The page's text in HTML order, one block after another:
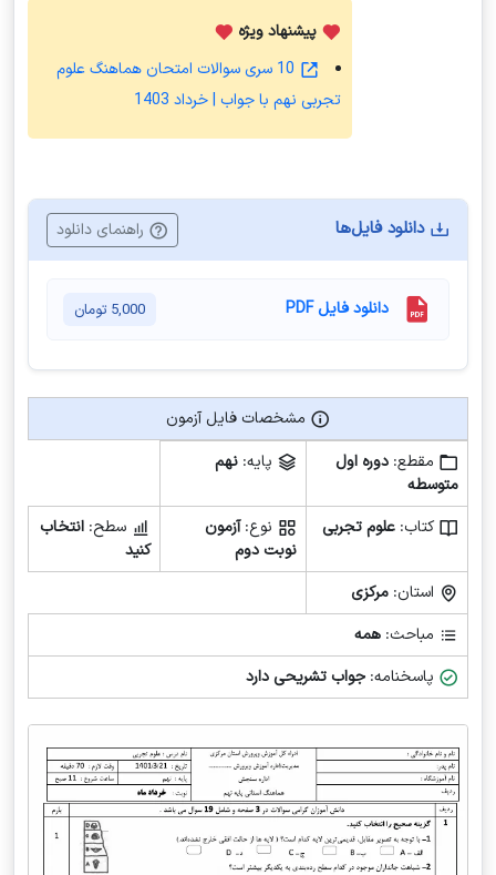
پیشنهاد ویژه
10 سری سوالات امتحان هماهنگ علوم
تجربی نهم با جواب | خرداد 1403
دانلود فایل‌ها راهنمای دانلود
دانلود فایل PDF 5,000 تومان
مشخصات فایل آزمون
مشخصات فایل آزمون
مقطع: دوره اول
متوسطه
پایه: نهم
کتاب: علوم تجربی نوع:آزمون
نوبت دوم
سطح: انتخاب
کنید
استان: مرکزی
مباحث: همه
پاسخنامه: جواب تشریحی دارد